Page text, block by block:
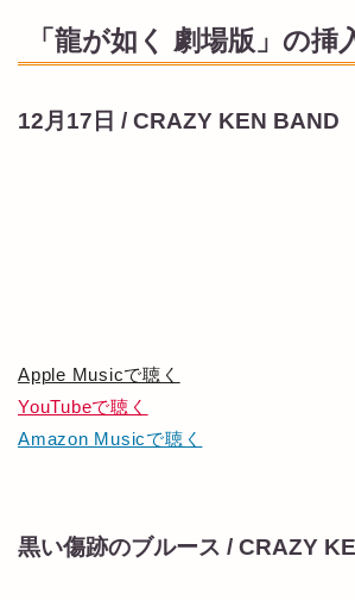
「龍が如く 劇場版」の挿
12月17日 / CRAZY KEN BAND
Apple Musicで聴く
YouTubeで聴く
Amazon Musicで聴く
黒い傷跡のブルース / CRAZY